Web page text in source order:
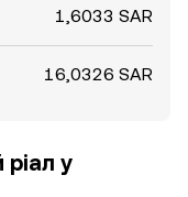
1,6033 SAR
16,0326 SAR
у